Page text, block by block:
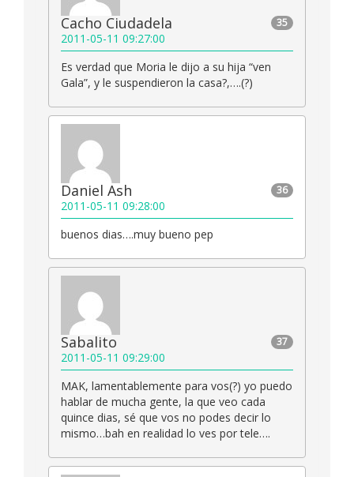
35
Cacho Ciudadela
2011-05-11 09:27:00
Es verdad que Moria le dijo a su hija “ven
Gala”, y le suspendieron la casa?,….(?)
36
Daniel Ash
2011-05-11 09:28:00
buenos dias….muy bueno pep
37
Sabalito
2011-05-11 09:29:00
MAK, lamentablemente para vos(?) yo puedo
hablar de mucha gente, la que veo cada
quince dias, sé que vos no podes decir lo
mismo…bah en realidad lo ves por tele….